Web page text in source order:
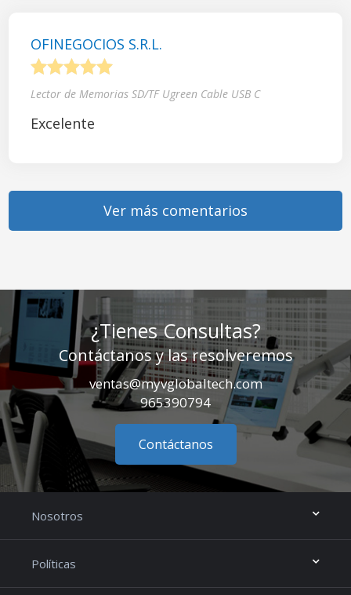
OFINEGOCIOS S.R.L.
Lector de Memorias SD/TF Ugreen Cable USB C
Excelente
Ver más comentarios
¿Tienes Consultas?
Contáctanos y las resolveremos
ventas@myvglobaltech.com
965390794
Contáctanos
Nosotros
Políticas